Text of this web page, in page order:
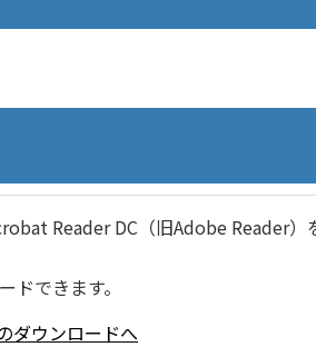
Reader DC（旧Adobe Reader
できます。
ダウンロードへ